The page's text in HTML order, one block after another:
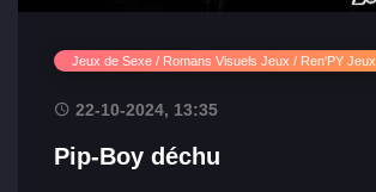
Jeux de Sexe / Romans Visuels Jeux / Ren'PY Jeux
22-10-2024, 13:35
Pip-Boy déchu